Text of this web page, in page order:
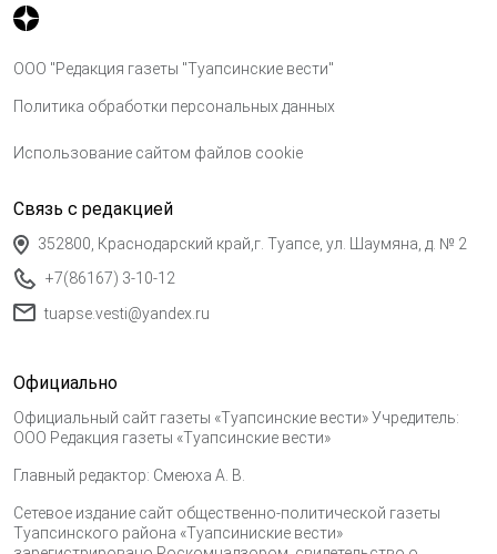
ООО "Редакция газеты "Туапсинские вести"
Политика обработки персональных данных
Использование сайтом файлов cookie
Связь с редакцией
352800, Краснодарский край,г. Туапсе, ул. Шаумяна, д. № 2
+7(86167) 3-10-12
tuapse.vesti@yandex.ru
Официально
Официальный сайт газеты «Туапсинские вести» Учредитель:
ООО Редакция газеты «Туапсинские вести»
Главный редактор: Смеюха А. В.
Сетевое издание сайт общественно-политической газеты
Туапсинского района «Туапсиниские вести»